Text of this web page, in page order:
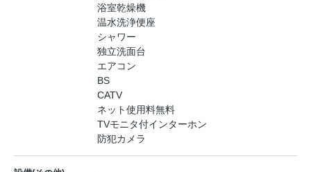
浴室乾燥機
温水洗浄便座
シャワー
独立洗面台
エアコン
BS
CATV
ネット使用料無料
TVモニタ付インターホン
防犯カメラ